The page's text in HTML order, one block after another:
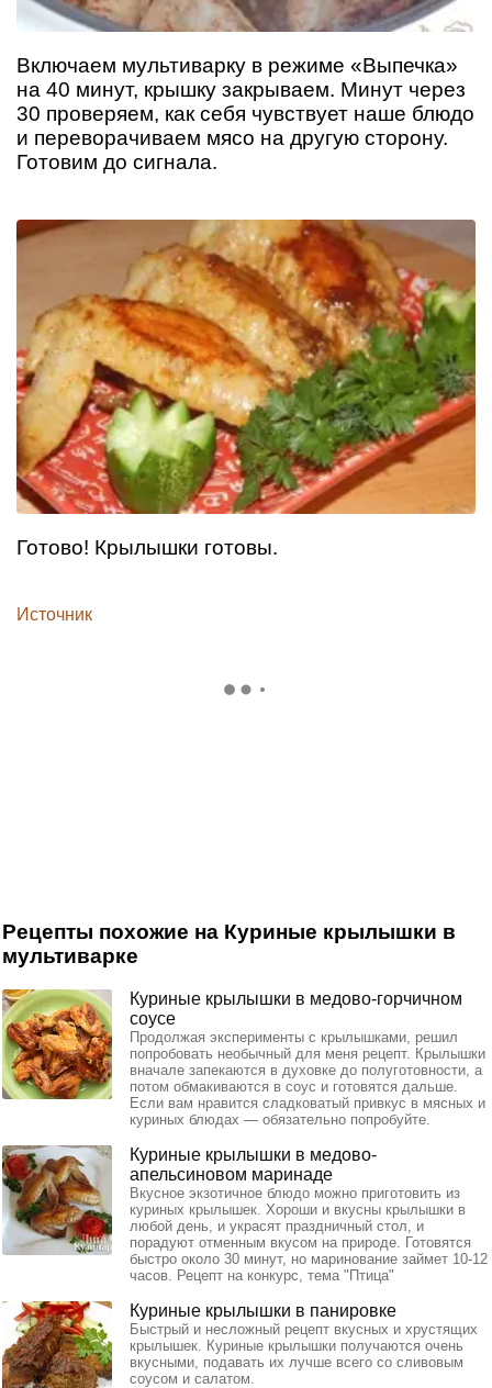
Включаем мультиварку в режиме «Выпечка»
на 40 минут, крышку закрываем. Минут через
30 проверяем, как себя чувствует наше блюдо
и переворачиваем мясо на другую сторону.
Готовим до сигнала.
Готово! Крылышки готовы.
Источник
Рецепты похожие на Куриные крылышки в
мультиварке
Куриные крылышки в медово-горчичном
соусе
Продолжая эксперименты с крылышками, решил
попробовать необычный для меня рецепт. Крылышки
вначале запекаются в духовке до полуготовности, а
потом обмакиваются в соус и готовятся дальше.
Если вам нравится сладковатый привкус в мясных и
куриных блюдах — обязательно попробуйте.
Куриные крылышки в медово-
апельсиновом маринаде
Вкусное экзотичное блюдо можно приготовить из
куриных крылышек. Хороши и вкусны крылышки в
любой день, и украсят праздничный стол, и
порадуют отменным вкусом на природе. Готовятся
быстро около 30 минут, но маринование займет 10-12
часов. Рецепт на конкурс, тема "Птица"
Куриные крылышки в панировке
Быстрый и несложный рецепт вкусных и хрустящих
крылышек. Куриные крылышки получаются очень
вкусными, подавать их лучше всего со сливовым
соусом и салатом.